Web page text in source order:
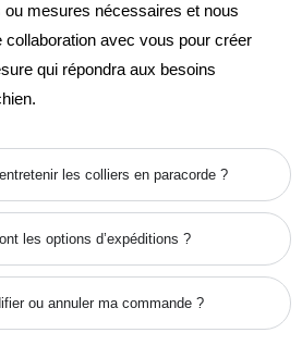
ou mesures nécessaires et nous
collaboration avec vous pour créer
qui répondra aux besoins
les colliers en paracorde ?
les options d’expéditions ?
ou annuler ma commande ?